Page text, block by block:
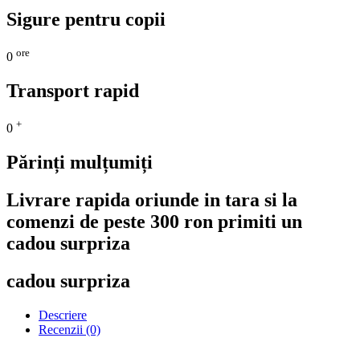
Sigure pentru copii
0 ore
Transport rapid
0 +
Părinți mulțumiți
Livrare rapida oriunde in tara si la
comenzi de peste 300 ron primiti un
cadou surpriza
cadou surpriza
Descriere
Recenzii (0)